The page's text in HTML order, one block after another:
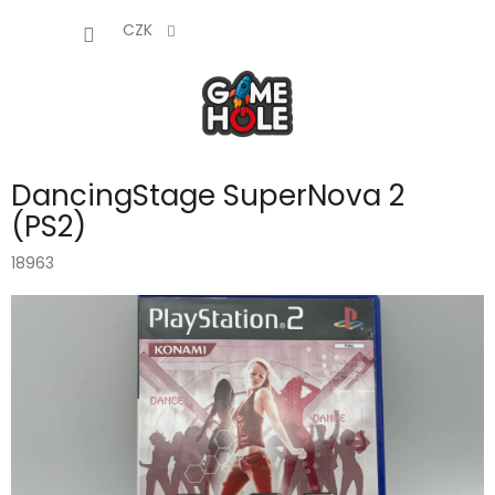
CZK
DancingStage SuperNova 2
(PS2)
18963